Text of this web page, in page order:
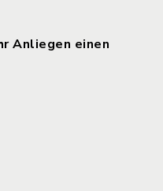
Anliegen einen